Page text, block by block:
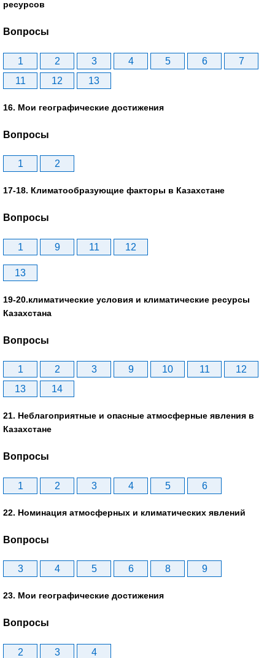
ресурсов
Вопросы
1 2 3 4 5 6
7
11
12 13
16. Мои географические достижения
Вопросы
1 2
17-18. Климатообразующие факторы в Казахстане
Вопросы
1 9 11 12
13
19-20.климатические условия и климатические ресурсы
Казахстана
Вопросы
1 2 3 9 10 11
12
13
14
21. Неблагоприятные и опасные атмосферные явления в
Казахстане
Вопросы
1 2 3 4 5 6
22. Номинация атмосферных и климатических явлений
Вопросы
3 4 5 6 8 9
23. Мои географические достижения
Вопросы
2 3 4